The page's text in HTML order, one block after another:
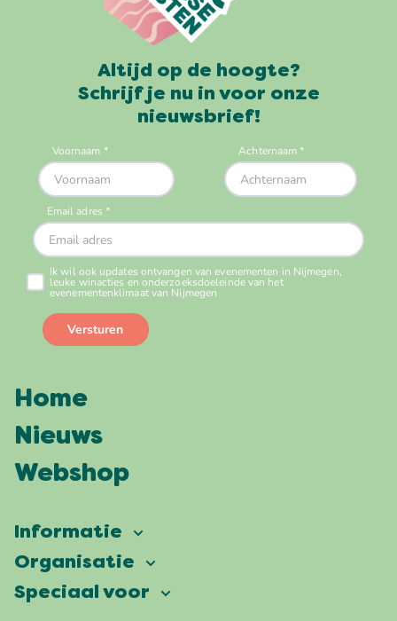
Altijd op de hoogte?
Schrijf je nu in voor onze
nieuwsbrief!
Home
Nieuws
Webshop
Informatie
Vierdaagsefeesten
Veelgestelde vragen
Organisatie
Onze ambitie
Speciaal voor